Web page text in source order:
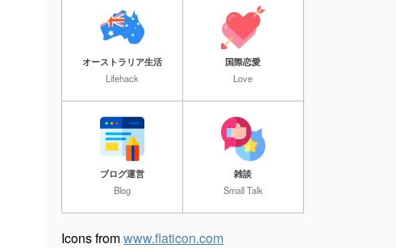
オーストラリア生活
Lifehack
国際恋愛
Love
ブログ運営
Blog
雑談
Small Talk
Icons fromwww.flaticon.com